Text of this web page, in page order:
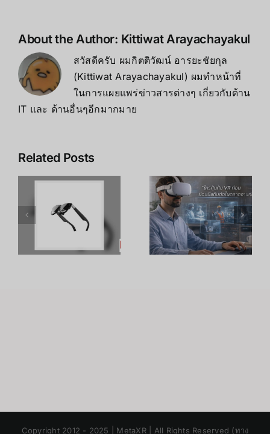
About the Author: Kittiwat Arayachayakul
สวัสดีครับ ผมกิตติวัฒน์ อารยะชัยกุล
(Kittiwat Arayachayakul) ผมทำหน้าที่
ในการแผยแพร่ข่าวสารต่างๆ เกี่ยวกับด้าน
IT และ ด้านอื่นๆอีกมากมาย
Related Posts
Metaverse:
โอกาสทองที่
คุณเตรียมตัว
เพิ่ม
ประสิทธิภาพ
การเรียนรู้
ของพนักงาน
ด้วย
Copyright 2012 - 2025 | MetaXR | All Rights Reserved (ทาง